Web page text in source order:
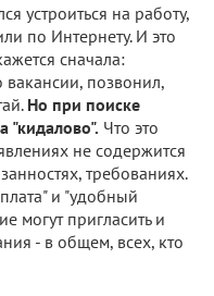
устроиться на работу,
по Интернету. И это
сначала:
позвонил,
Но при поиске
"кидалово". Что это
не содержится
требованиях.
и "удобный
могут пригласить и
- в общем, всех, кто